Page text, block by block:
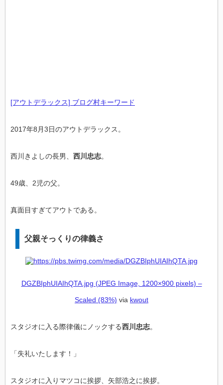
[アウトデラックス] ブログ村キーワード
2017年8月3日のアウトデラックス。
西川きよしの長男、 西川忠志。
49歳、2児の父。
真面目すぎてアウトである。
父親そっくりの律義さ
DGZBIphUIAIhQTA.jpg (JPEG Image, 1200×900 pixels) –
Scaled (83%) via kwout
スタジオに入る際律儀にノックする西川忠志。
「失礼いたします！」
スタジオに入りマツコに挨拶、矢部浩之に挨拶。